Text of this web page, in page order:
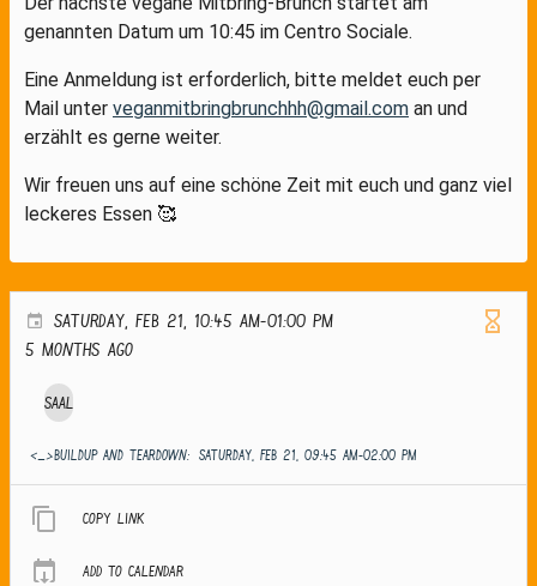
genannten Datum um 10:45 im Centro Sociale.
Eine Anmeldung ist erforderlich, bitte meldet euch per
Mail unter veganmitbringbrunchhh@gmail.com an und
erzählt es gerne weiter.
Wir freuen uns auf eine schöne Zeit mit euch und ganz viel
leckeres Essen 🥰
SATURDAY, FEB 21, 10:45 AM-01:00 PM
5 months ago
Saal
<_>Buildup and teardown: SATURDAY, FEB 21, 09:45 AM-02:00 PM
Copy link
Add to calendar